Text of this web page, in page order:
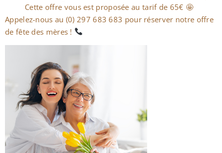
Cette offre vous est proposée au tarif de 65€ 🤩
Appelez-nous au (0) 297 683 683 pour réserver notre offre
de fête des mères !